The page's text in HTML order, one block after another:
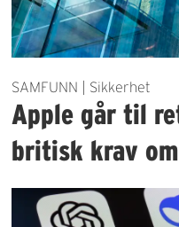
SAMFUNN | Sikkerhet
Apple går til
britisk krav